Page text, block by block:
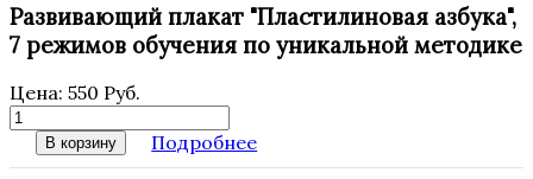
Развивающий плакат "Пластилиновая азбука",
7 режимов обучения по уникальной методике
Цена: 550 Руб.
В корзину Подробнее